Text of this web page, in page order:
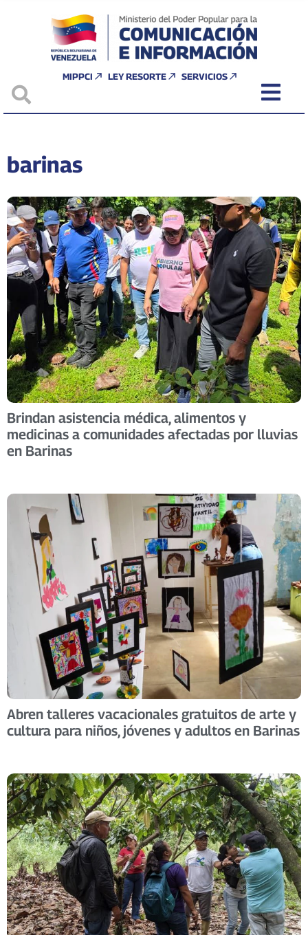
MIPPCI LEY RESORTE SERVICIOS
barinas
Brindan asistencia médica, alimentos y
medicinas a comunidades afectadas por lluvias
en Barinas
Abren talleres vacacionales gratuitos de arte y
cultura para niños, jóvenes y adultos en Barinas